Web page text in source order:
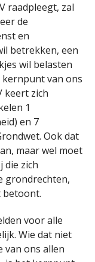
raadpleegt, zal
de
en
betrekken, een
wil belasten
kernpunt van ons
keert zich
1
en 7
Ook dat
maar wel moet
die zich
grondrechten,
betoont.
voor alle
Wie dat niet
van ons allen